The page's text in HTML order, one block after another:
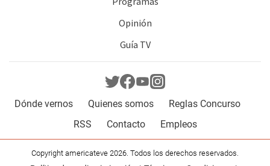
Opinión
Guía TV
Dónde vernos Quienes somos
Reglas Concurso
RSS
Contacto Empleos
Copyright americateve 2026. Todos los derechos reservados.